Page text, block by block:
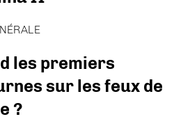
les premiers
sur les feux de
?